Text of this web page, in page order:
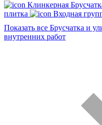
Клинкерная
плитка
Входная
Показать все Брусчатка и
внутренних работ